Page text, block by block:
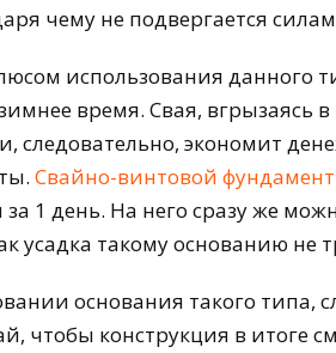
чему не подвергается
использования данного
время. Свая, вгрызаясь в
следовательно, экономит
Свайно-винтовой фундамент
1 день. На него сразу же
усадка такому основанию не
основания такого типа,
чтобы конструкция в итоге